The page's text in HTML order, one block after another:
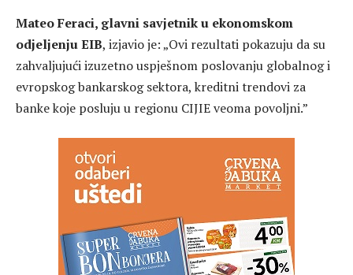
Mateo Feraci, glavni savjetnik u ekonomskom
odjeljenju EIB, izjavio je: „Ovi rezultati pokazuju da su
zahvaljujući izuzetno uspješnom poslovanju globalnog i
evropskog bankarskog sektora, kreditni trendovi za
banke koje posluju u regionu CIJIE veoma povoljni.”